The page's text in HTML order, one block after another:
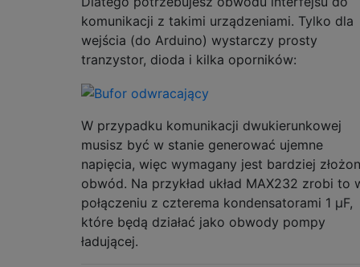
komunikacji z takimi urządzeniami. Tylko dla
wejścia (do Arduino) wystarczy prosty
tranzystor, dioda i kilka oporników:
W przypadku komunikacji dwukierunkowej
musisz być w stanie generować ujemne
napięcia, więc wymagany jest bardziej
obwód. Na przykład układ MAX232 zrobi to
połączeniu z czterema kondensatorami 1 µF,
które będą działać jako obwody pompy
ładującej.